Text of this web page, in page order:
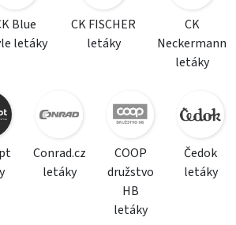
Blue
letáky
CK FISCHER
letáky
CK
Neckermann
letáky
Conrad.cz
letáky
COOP
družstvo
HB
letáky
Čedok
letáky